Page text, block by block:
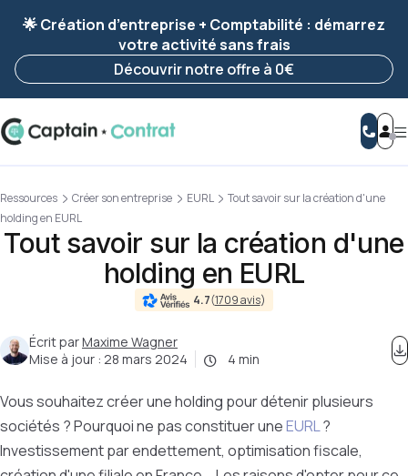
enregistrée 🚀
Reprendre ma démarche
🌟 Création d’entreprise + Comptabilité : démarrez
votre activité sans frais
Découvrir notre offre à 0€
Ressources Créer son entreprise EURL
Tout savoir sur la création d'une
holding en EURL
Tout savoir sur la création d'une
holding en EURL
4.7(1709 avis)
Écrit parMaxime Wagner
Mise à jour : 28 mars 2024 4 min
Vous souhaitez créer une holding pour détenir plusieurs
sociétés ? Pourquoi ne pas constituer uneEURL?
Investissement par endettement, optimisation fiscale,